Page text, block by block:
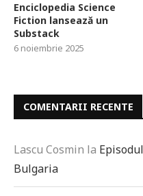
Enciclopedia Science
Fiction lansează un
Substack
6 noiembrie 2025
COMENTARII RECENTE
Lascu Cosmin la
Bulgaria